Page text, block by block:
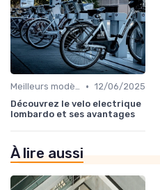
Meilleurs modèles et marques • 12/06/2025
Découvrez le velo electrique
lombardo et ses avantages
À lire aussi